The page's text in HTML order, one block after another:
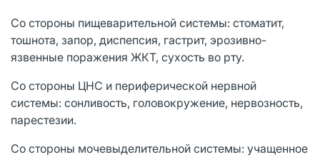
Со стороны пищеварительной системы: стоматит,
тошнота, запор, диспепсия, гастрит, эрозивно-
язвенные поражения ЖКТ, сухость во рту.
Со стороны ЦНС и периферической нервной
системы: сонливость, головокружение, нервозность,
парестезии.
Со стороны мочевыделительной системы: учащенное